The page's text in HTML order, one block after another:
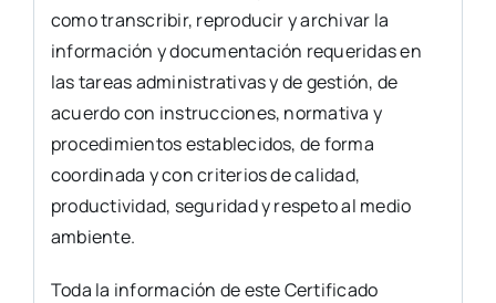
como transcribir, reproducir y archivar la
información y documentación requeridas en
las tareas administrativas y de gestión, de
acuerdo con instrucciones, normativa y
procedimientos establecidos, de forma
coordinada y con criterios de calidad,
productividad, seguridad y respeto al medio
ambiente.
Toda la información de este Certificado